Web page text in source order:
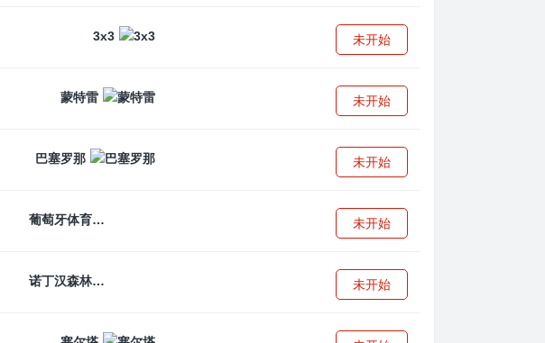
3x3 未开始
蒙特雷 未开始
巴塞罗那 未开始
葡萄牙体育 未开始
诺丁汉森林 未开始